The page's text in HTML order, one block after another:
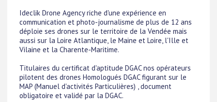
Ideclik Drone Agency riche d'une expérience en
communication et photo-journalisme de plus de 12 ans
déploie ses drones sur le territoire de la Vendée mais
aussi sur la Loire Atlantique, le Maine et Loire, l'Ille et
Vilaine et la Charente-Maritime.
Titulaires du certificat d'aptitude DGAC nos opérateurs
pilotent des drones Homologués DGAC figurant sur le
MAP (Manuel d'activités Particulières) , document
obligatoire et validé par la DGAC.